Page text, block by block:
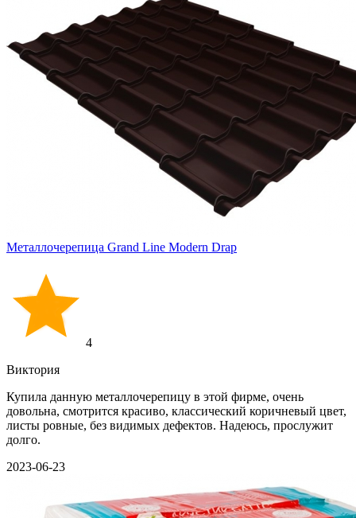
Металлочерепица Grand Line Modern Drap
4
Виктория
Купила данную металлочерепицу в этой фирме, очень
довольна, смотрится красиво, классический коричневый цвет,
листы ровные, без видимых дефектов. Надеюсь, прослужит
долго.
2023-06-23